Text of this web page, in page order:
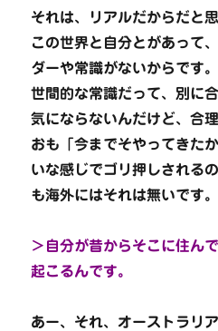
それは、リアルだからだと思
この世界と自分とがあって
ダーや常識がないからです。
世間的な常識だって、別に
気にならないんだけど、合
おも「今までそやってきた
いな感じでゴリ押しされる
も海外にはそれは無いです。
＞自分が昔からそこに住ん
起こるんです。
あー、それ、オーストラリ